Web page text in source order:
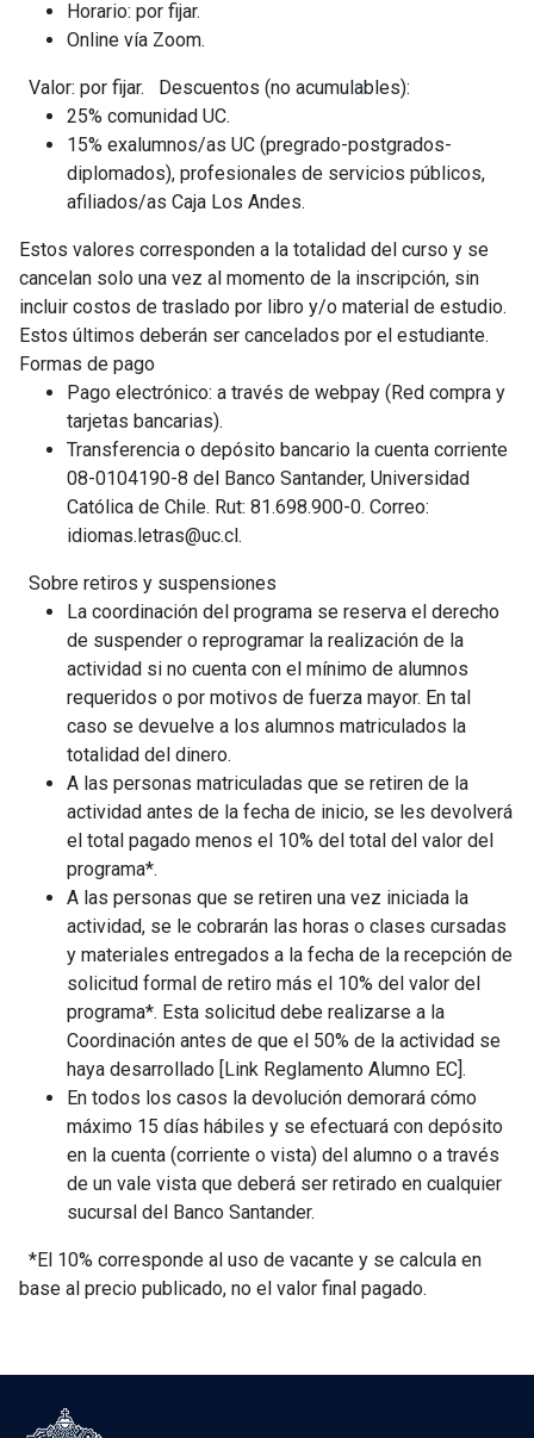
Horario: por fijar.
Online vía Zoom.
Valor: por fijar. Descuentos (no acumulables):
25% comunidad UC.
15% exalumnos/as UC (pregrado-postgrados-
diplomados), profesionales de servicios públicos,
afiliados/as Caja Los Andes.
Estos valores corresponden a la totalidad del curso y se
cancelan solo una vez al momento de la inscripción, sin
incluir costos de traslado por libro y/o material de estudio.
Estos últimos deberán ser cancelados por el estudiante.
Formas de pago
Pago electrónico: a través de webpay (Red compra y
tarjetas bancarias).
Transferencia o depósito bancario la cuenta corriente
08-0104190-8 del Banco Santander, Universidad
Católica de Chile. Rut: 81.698.900-0. Correo:
idiomas.letras@uc.cl.
Sobre retiros y suspensiones
La coordinación del programa se reserva el derecho
de suspender o reprogramar la realización de la
actividad si no cuenta con el mínimo de alumnos
requeridos o por motivos de fuerza mayor. En tal
caso se devuelve a los alumnos matriculados la
totalidad del dinero.
A las personas matriculadas que se retiren de la
actividad antes de la fecha de inicio, se les devolverá
el total pagado menos el 10% del total del valor del
programa*.
A las personas que se retiren una vez iniciada la
actividad, se le cobrarán las horas o clases cursadas
y materiales entregados a la fecha de la recepción de
solicitud formal de retiro más el 10% del valor del
programa*. Esta solicitud debe realizarse a la
Coordinación antes de que el 50% de la actividad se
haya desarrollado [Link Reglamento Alumno EC].
En todos los casos la devolución demorará cómo
máximo 15 días hábiles y se efectuará con depósito
en la cuenta (corriente o vista) del alumno o a través
de un vale vista que deberá ser retirado en cualquier
sucursal del Banco Santander.
*El 10% corresponde al uso de vacante y se calcula en
base al precio publicado, no el valor final pagado.